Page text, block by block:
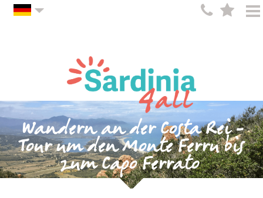
Wandern an der Costa Rei -
Tour um den Monte Ferru bis
zum Capo Ferrato